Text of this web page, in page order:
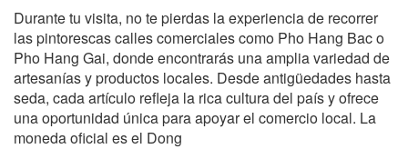
Durante tu visita, no te pierdas la experiencia de recorrer
las pintorescas calles comerciales como Pho Hang Bac o
Pho Hang Gai, donde encontrarás una amplia variedad de
artesanías y productos locales. Desde antigüedades hasta
seda, cada artículo refleja la rica cultura del país y ofrece
una oportunidad única para apoyar el comercio local. La
moneda oficial es el Dong